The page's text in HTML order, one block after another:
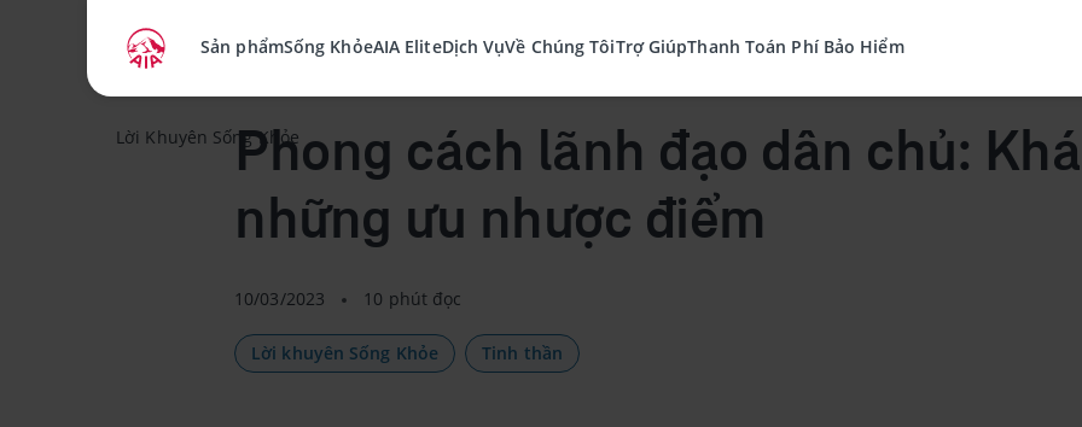
Sản phẩmSống KhỏeAIA EliteDịch VụVề Chúng TôiTrợ GiúpThanh Toán Phí Bảo Hiểm
Lời Khuyên Sống KhỏePhong cách lãnh đạo dân chủ:
những ưu nhược điểm
10/03/2023 10 phút đọc
Lời khuyên Sống Khỏe Tinh thần